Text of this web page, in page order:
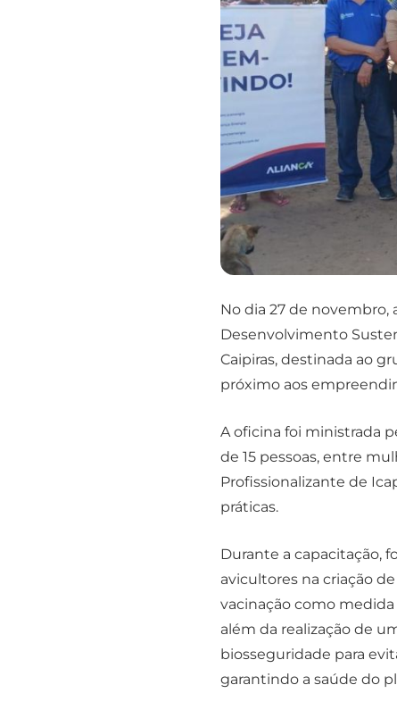
No dia 27 de novembro,
Desenvolvimento
Caipiras, destinada ao
próximo aos
A oficina foi ministrada
de 15 pessoas, entre
Profissionalizante de
práticas.
Durante a capacitação,
avicultores na criação
vacinação como
além da realização de
biosseguridade para
garantindo a saúde do